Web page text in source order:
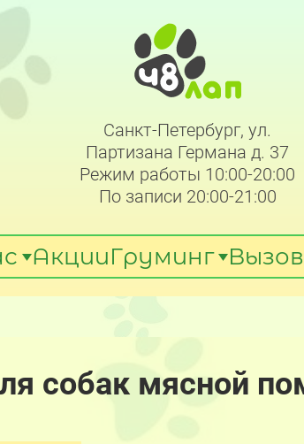
Санкт-Петербург, ул.
Партизана Германа д. 37
Режим работы 10:00-20:00
По записи 20:00-21:00
АкцииГруминг
собак мясной